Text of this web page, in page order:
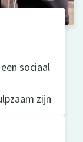
sociaal
zijn